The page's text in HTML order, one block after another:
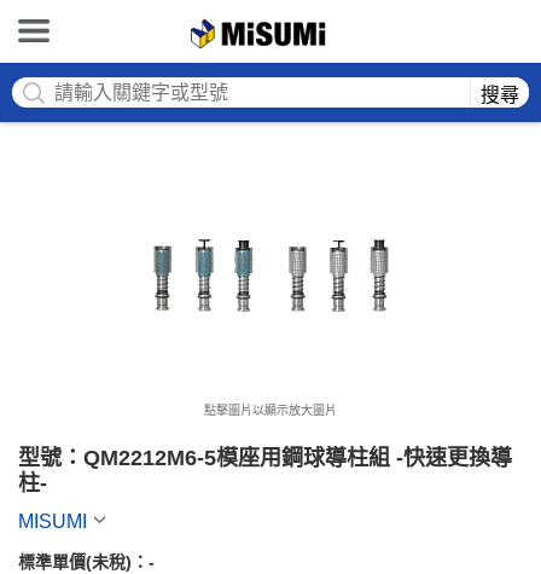
搜尋
點擊圖片以顯示放大圖片
型號：QM2212M6-5模座用鋼球導柱組 -快速更換導
柱-
MISUMI
標準單價(未稅)： -